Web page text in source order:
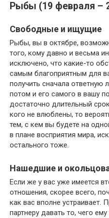
Рыбы (19 февраля –
Свободные и ищущие
Рыбы, вы в октябре,
того, кому давно и весьма
исключено, что какие-то
самым благоприятным для
получить сначала ответную
потом и его самого в вашу
достаточно длительный
кого не влюблены, то
тем, с кем вы будете на
в плане восприятия мира,
остального тоже.
Нашедшие и
Если же у вас уже имеется
отношения, скорее всего,
как вас вполне устраивает.
партнеру давать то, чего